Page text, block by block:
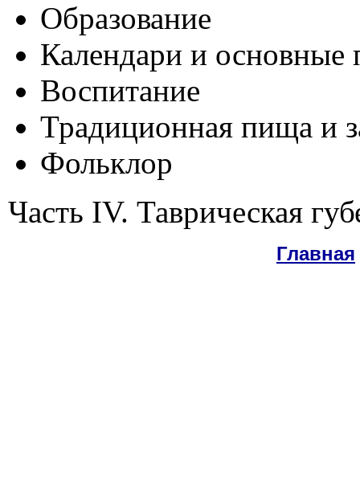
Образование
Календари и основные
Воспитание
Традиционная пища и
Фольклор
Часть IV. Таврическая
Главная